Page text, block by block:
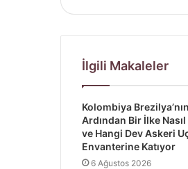
İlgili Makaleler
Kolombiya Brezilya’nın
Ardından Bir İlke Nasıl
ve Hangi Dev Askeri
Envanterine Katıyor
6 Ağustos 2026